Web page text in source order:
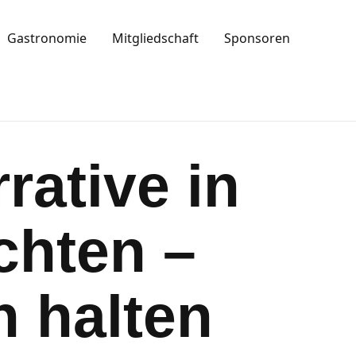
Gastronomie Mitgliedschaft Sponsoren
in
–
halten